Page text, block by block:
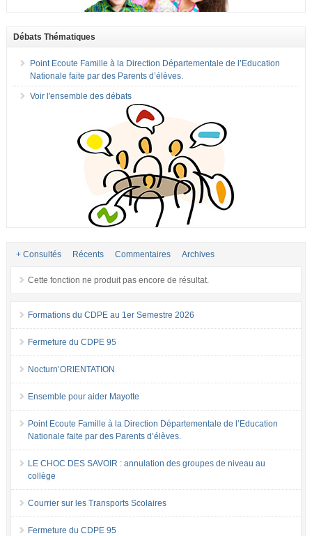
Débats Thématiques
Point Ecoute Famille à la Direction Départementale de l’Education
Nationale faite par des Parents d’élèves.
Voir l'ensemble des débats
+ Consultés Récents Commentaires Archives
Cette fonction ne produit pas encore de résultat.
Formations du CDPE au 1er Semestre 2026
Fermeture du CDPE 95
Nocturn’ORIENTATION
Ensemble pour aider Mayotte
Point Ecoute Famille à la Direction Départementale de l’Education
Nationale faite par des Parents d’élèves.
LE CHOC DES SAVOIR : annulation des groupes de niveau au
collège
Courrier sur les Transports Scolaires
Fermeture du CDPE 95